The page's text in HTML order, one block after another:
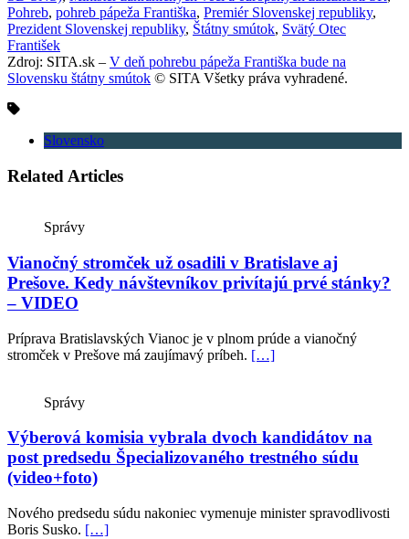
Pohreb, pohreb pápeža Františka, Premiér Slovenskej republiky,
Prezident Slovenskej republiky, Štátny smútok, Svätý Otec
František
Zdroj: SITA.sk – V deň pohrebu pápeža Františka bude na
Slovensku štátny smútok © SITA Všetky práva vyhradené.
Slovensko
Related Articles
Správy
Vianočný stromček už osadili v Bratislave aj
Prešove. Kedy návštevníkov privítajú prvé stánky?
– VIDEO
Príprava Bratislavských Vianoc je v plnom prúde a vianočný
stromček v Prešove má zaujímavý príbeh. […]
Správy
Výberová komisia vybrala dvoch kandidátov na
post predsedu Špecializovaného trestného súdu
(video+foto)
Nového predsedu súdu nakoniec vymenuje minister spravodlivosti
Boris Susko. […]